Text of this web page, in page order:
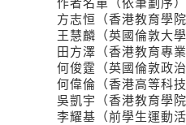
作者名單（依筆劃序）
方志恒（香港教育學
王慧麟（英國倫敦大
田方澤（香港教育專
何俊霆（英國倫敦政
何偉倫（香港高等科
吳凱宇（香港教育學
李耀基（前學生運動活